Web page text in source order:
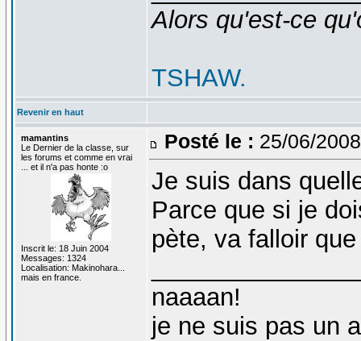
Alors qu'est-ce
TSHAW.
Revenir en haut
mamantins
Le Dernier de la classe, sur
les forums et comme en vrai
... et il n'a pas honte :o
Inscrit le: 18 Juin 2004
Messages: 1324
Localisation: Makinohara...
mais en france.
Posté le : 25/06/
Je suis dans
Parce que si je
pète, va falloir
naaaan!
je ne suis pas un